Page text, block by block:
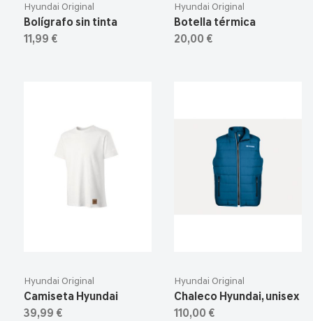
Hyundai Original
Bolígrafo sin tinta
11,99 €
Hyundai Original
Botella térmica
20,00 €
Hyundai Original
Camiseta Hyundai
39,99 €
Hyundai Original
Chaleco Hyundai, unisex
110,00 €